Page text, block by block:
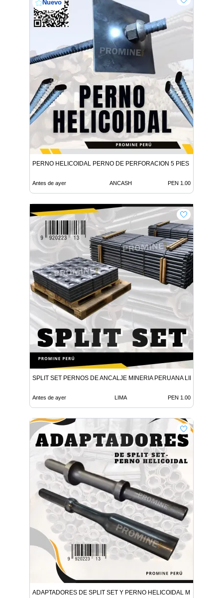
Nuevo
PERNO HELICOIDAL PERNO DE PERFORACION 5 PIES
Antes de ayer ANCASH PEN 1.00
SPLIT SET PERNOS DE ANCALJE MINERIA PERUANA LIMA
Antes de ayer LIMA PEN 1.00
ADAPTADORES DE SPLIT SET Y PERNO HELICOIDAL MINERIA